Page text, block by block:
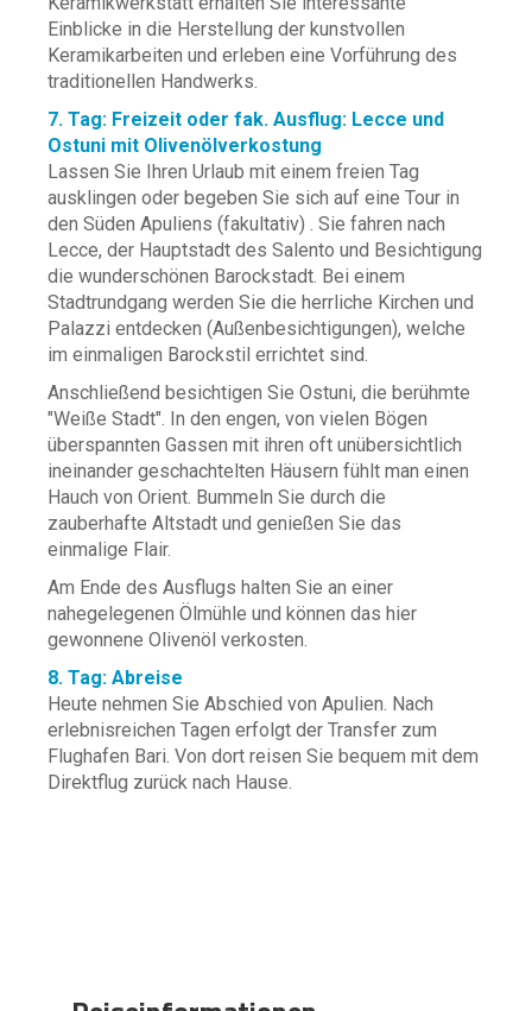
Einblicke in die Herstellung der kunstvollen
Keramikarbeiten und erleben eine Vorführung des
traditionellen Handwerks.
7. Tag: Freizeit oder fak. Ausflug: Lecce und
Ostuni mit Olivenölverkostung
Lassen Sie Ihren Urlaub mit einem freien Tag
ausklingen oder begeben Sie sich auf eine Tour in
den Süden Apuliens (fakultativ) . Sie fahren nach
Lecce, der Hauptstadt des Salento und Besichtigung
die wunderschönen Barockstadt. Bei einem
Stadtrundgang werden Sie die herrliche Kirchen und
Palazzi entdecken (Außenbesichtigungen), welche
im einmaligen Barockstil errichtet sind.
Anschließend besichtigen Sie Ostuni, die berühmte
"Weiße Stadt". In den engen, von vielen Bögen
überspannten Gassen mit ihren oft unübersichtlich
ineinander geschachtelten Häusern fühlt man einen
Hauch von Orient. Bummeln Sie durch die
zauberhafte Altstadt und genießen Sie das
einmalige Flair.
Am Ende des Ausflugs halten Sie an einer
nahegelegenen Ölmühle und können das hier
gewonnene Olivenöl verkosten.
8. Tag: Abreise
Heute nehmen Sie Abschied von Apulien. Nach
erlebnisreichen Tagen erfolgt der Transfer zum
Flughafen Bari. Von dort reisen Sie bequem mit dem
Direktflug zurück nach Hause.